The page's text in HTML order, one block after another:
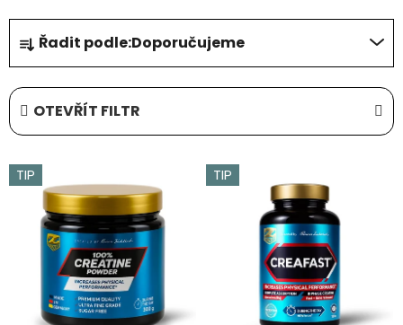
Ř
a
z
e
n
p
r
Řadit podle:Doporučujeme
OTEVŘÍT FILTR
V
ýTIP TIP